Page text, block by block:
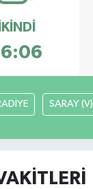
İKINDI
SARAY (V)